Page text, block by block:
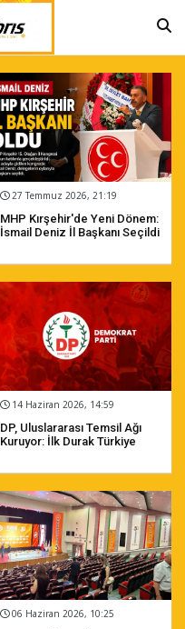
27 Temmuz 2026, 21:19
MHP Kırşehir'de Yeni Dönem:
İsmail Deniz İl Başkanı Seçildi
14 Haziran 2026, 14:59
DP, Uluslararası Temsil Ağı
Kuruyor: İlk Durak Türkiye
06 Haziran 2026, 10:25